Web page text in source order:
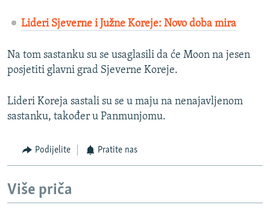
Lideri Sjeverne i Južne Koreje: Novo doba mira
Na tom sastanku su se usaglasili da će Moon na jesen
posjetiti glavni grad Sjeverne Koreje.
Lideri Koreja sastali su se u maju na nenajavljenom
sastanku, također u Panmunjomu.
Podijelite Pratite nas
Više priča